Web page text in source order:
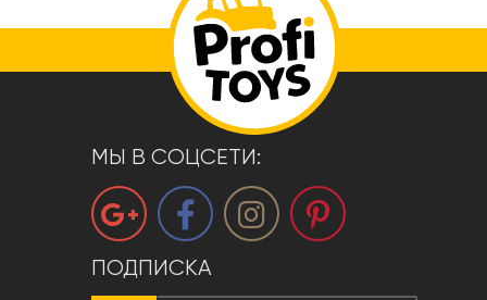
МЫ В СОЦСЕТИ:
ПОДПИСКА